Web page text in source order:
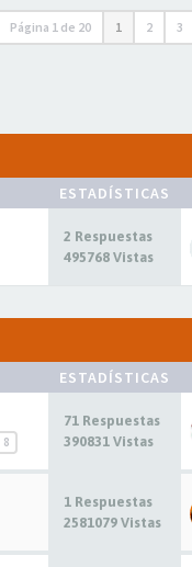
Página 1de 20 1 2 3
ESTADÍSTICAS
2 Respuestas
495768 Vistas
ESTADÍSTICAS
8
71 Respuestas
390831 Vistas
1 Respuestas
2581079 Vistas